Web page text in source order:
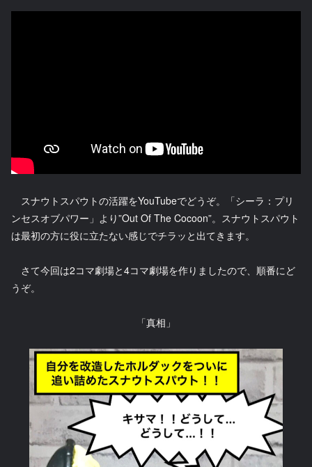
スナウトスパウトの活躍をYouTubeでどうぞ。「シーラ：プリ
ンセスオブパワー」より”Out Of The Cocoon”。スナウトスパウト
は最初の方に役に立たない感じでチラッと出てきます。
さて今回は2コマ劇場と4コマ劇場を作りましたので、順番にど
うぞ。
「真相」